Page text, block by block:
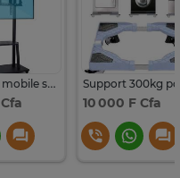
Support Tv mobile sur roulettes pour 50-98" pouces
10 000 F Cfa